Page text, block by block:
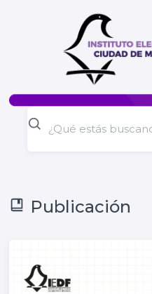
Publicación